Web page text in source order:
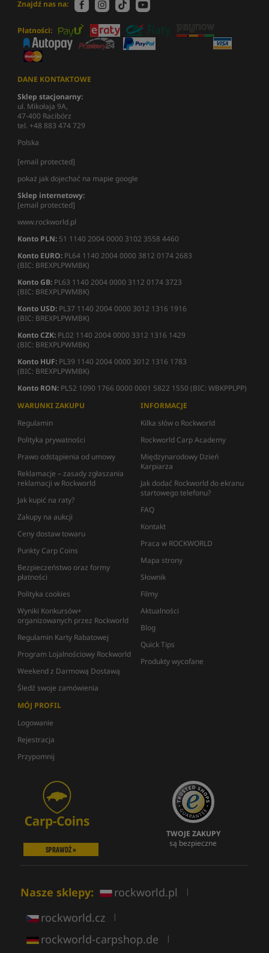
Znajdź nas na:
Płatności:
DANE KONTAKTOWE
Sklep stacjonarny:
ul. Mikołaja 9A,
47-400 Racibórz
tel. +48 883 474 729
Polska
[email protected]
pokaż jak dojechać na mapie google
Sklep internetowy:
[email protected]
www.rockworld.pl
Konto PLN: 51 1140 2004 0000 3102 3558 4460
Konto EURO: PL64 1140 2004 0000 3812 0174 2683
(BIC: BREXPLPWMBK)
Konto GB: PL63 1140 2004 0000 3112 0174 3723
(BIC: BREXPLPWMBK)
Konto USD: PL37 1140 2004 0000 3012 1316 1916
(BIC: BREXPLPWMBK)
Konto CZK: PL02 1140 2004 0000 3312 1316 1429
(BIC: BREXPLPWMBK)
Konto HUF: PL39 1140 2004 0000 3012 1316 1783
(BIC: BREXPLPWMBK)
Konto RON: PL52 1090 1766 0000 0001 5822 1550 (BIC: WBKPPLPP)
WARUNKI ZAKUPU
Regulamin
Polityka prywatności
Prawo odstąpienia od umowy
Reklamacje – zasady zgłaszania
reklamacji w Rockworld
Jak kupić na raty?
Zakupy na aukcji
Ceny dostaw towaru
Punkty Carp Coins
Bezpieczeństwo oraz formy
płatności
Polityka cookies
Wyniki Konkursów+
organizowanych przez Rockworld
Regulamin Karty Rabatowej
Program Lojalnościowy Rockworld
Weekend z Darmową Dostawą
Śledź swoje zamówienia
INFORMACJE
Kilka słów o Rockworld
Rockworld Carp Academy
Międzynarodowy Dzień
Karpiarza
Jak dodać Rockworld do ekranu
startowego telefonu?
FAQ
Kontakt
Praca w ROCKWORLD
Mapa strony
Słownik
Filmy
Aktualności
Blog
Quick Tips
Produkty wycofane
MÓJ PROFIL
Logowanie
Rejestracja
Przypomnij
SPRAWDŹ »
TWOJE ZAKUPY
są bezpieczne
Nasze sklepy: rockworld.pl |
rockworld.cz |
rockworld-carpshop.de |